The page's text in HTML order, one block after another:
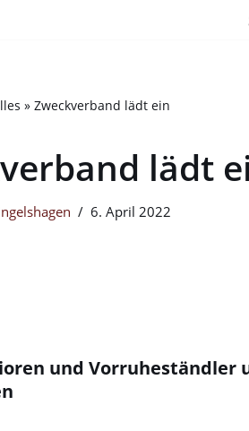
» Zweckverband lädt ein
lädt
6. April 2022
und Vorruheständler